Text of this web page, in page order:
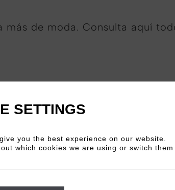
más de moda. Consulta aquí
items could be found
SETTINGS
you the best experience on our website.
which cookies we are using or switch